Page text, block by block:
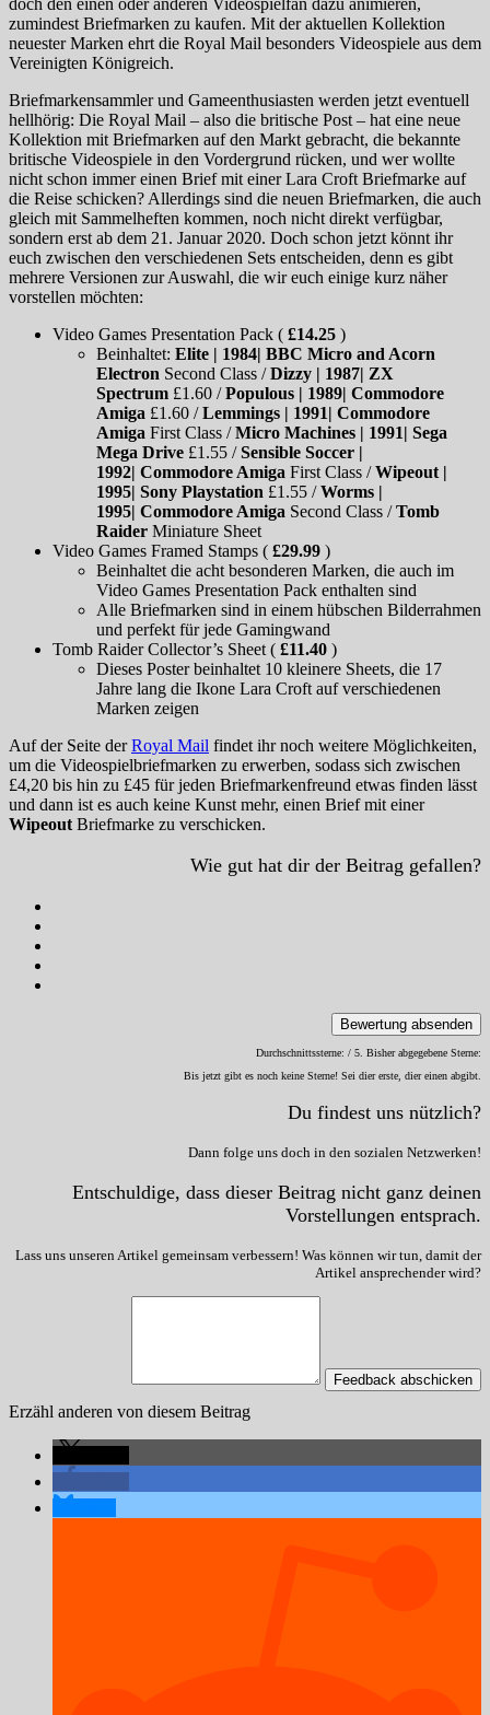
doch den einen oder anderen Videospielfan dazu animieren,
zumindest Briefmarken zu kaufen. Mit der aktuellen Kollektion
neuester Marken ehrt die Royal Mail besonders Videospiele aus dem
Vereinigten Königreich.
Briefmarkensammler und Gameenthusiasten werden jetzt eventuell
hellhörig: Die Royal Mail – also die britische Post – hat eine neue
Kollektion mit Briefmarken auf den Markt gebracht, die bekannte
britische Videospiele in den Vordergrund rücken, und wer wollte
nicht schon immer einen Brief mit einer Lara Croft Briefmarke auf
die Reise schicken? Allerdings sind die neuen Briefmarken, die auch
gleich mit Sammelheften kommen, noch nicht direkt verfügbar,
sondern erst ab dem 21. Januar 2020. Doch schon jetzt könnt ihr
euch zwischen den verschiedenen Sets entscheiden, denn es gibt
mehrere Versionen zur Auswahl, die wir euch einige kurz näher
vorstellen möchten:
Video Games Presentation Pack ( £14.25 )
Beinhaltet: Elite | 1984| BBC Micro and Acorn
Electron Second Class /Dizzy | 1987| ZX
Spectrum £1.60 /Populous | 1989| Commodore
Amiga £1.60 /Lemmings | 1991| Commodore
Amiga First Class /Micro Machines | 1991| Sega
Mega Drive £1.55 /Sensible Soccer |
1992| Commodore Amiga First Class /Wipeout |
1995| Sony Playstation £1.55 /Worms |
1995| Commodore Amiga Second Class /Tomb
Raider Miniature Sheet
Video Games Framed Stamps ( £29.99 )
Beinhaltet die acht besonderen Marken, die auch im
Video Games Presentation Pack enthalten sind
Alle Briefmarken sind in einem hübschen Bilderrahmen
und perfekt für jede Gamingwand
Tomb Raider Collector’s Sheet ( £11.40 )
Dieses Poster beinhaltet 10 kleinere Sheets, die 17
Jahre lang die Ikone Lara Croft auf verschiedenen
Marken zeigen
Auf der Seite derRoyal Mail findet ihr noch weitere Möglichkeiten,
um die Videospielbriefmarken zu erwerben, sodass sich zwischen
£4,20 bis hin zu £45 für jeden Briefmarkenfreund etwas finden lässt
und dann ist es auch keine Kunst mehr, einen Brief mit einer
Wipeout Briefmarke zu verschicken.
Wie gut hat dir der Beitrag gefallen?
Bewertung absenden
Durchschnittssterne: / 5. Bisher abgegebene Sterne:
Bis jetzt gibt es noch keine Sterne! Sei dier erste, dier einen abgibt.
Du findest uns nützlich?
Dann folge uns doch in den sozialen Netzwerken!
Entschuldige, dass dieser Beitrag nicht ganz deinen
Vorstellungen entsprach.
Lass uns unseren Artikel gemeinsam verbessern! Was können wir tun, damit der
Artikel ansprechender wird?
Feedback abschicken
Erzähl anderen von diesem Beitrag